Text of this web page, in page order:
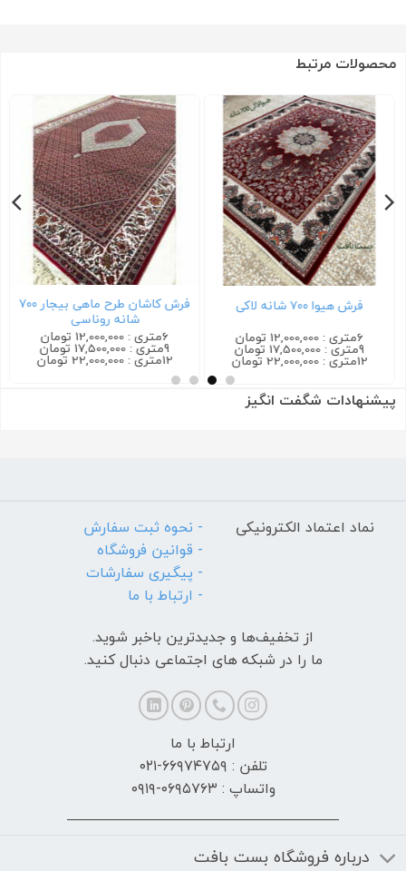
محصولات مرتبط
فرش هیوا ۷۰۰ شانه لاکی
6متری : 12,000,000 تومان
9متری : 17,500,000 تومان
12متری : 22,000,000 تومان
فرش کاشان طرح ماهی بیجار ۷۰۰
شانه روناسی
6متری : 12,000,000 تومان
9متری : 17,500,000 تومان
12متری : 22,000,000 تومان
پیشنهادات شگفت انگیز
نماد اعتماد الکترونیکی
- نحوه ثبت سفارش
- قوانین فروشگاه
- پیگیری سفارشات
- ارتباط با ما
از تخفیف‌ها و جدیدترین‌ باخبر شوید.
ما را در شبکه های اجتماعی دنبال کنید.
ارتباط با ما
تلفن : ۶۶۹۷۴۷۵۹-۰۲۱
واتساپ : ۰۶۹۵۷۶۳-۰۹۱۹
درباره فروشگاه بست بافت